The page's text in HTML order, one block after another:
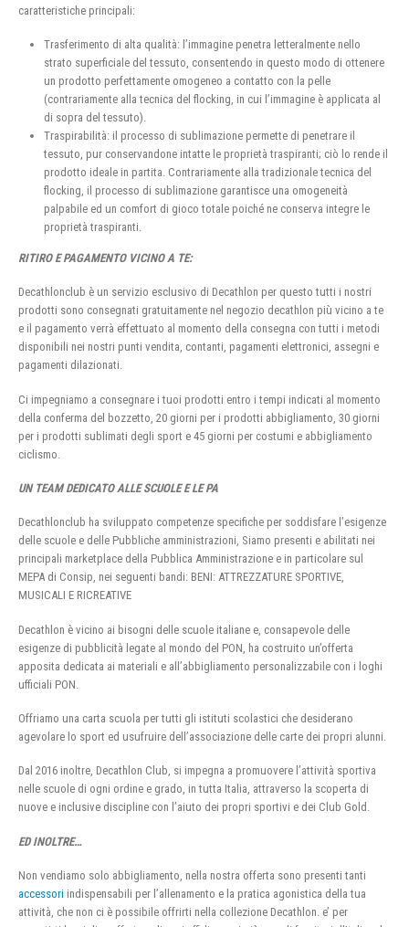
caratteristiche principali:
Trasferimento di alta qualità: l’immagine penetra letteralmente nello
strato superficiale del tessuto, consentendo in questo modo di ottenere
un prodotto perfettamente omogeneo a contatto con la pelle
(contrariamente alla tecnica del flocking, in cui l’immagine è applicata al
di sopra del tessuto).
Traspirabilità: il processo di sublimazione permette di penetrare il
tessuto, pur conservandone intatte le proprietà traspiranti; ciò lo rende il
prodotto ideale in partita. Contrariamente alla tradizionale tecnica del
flocking, il processo di sublimazione garantisce una omogeneità
palpabile ed un comfort di gioco totale poiché ne conserva integre le
proprietà traspiranti.
RITIRO E PAGAMENTO VICINO A TE:
Decathlonclub è un servizio esclusivo di Decathlon per questo tutti i nostri
prodotti sono consegnati gratuitamente nel negozio decathlon più vicino a te
e il pagamento verrà effettuato al momento della consegna con tutti i metodi
disponibili nei nostri punti vendita, contanti, pagamenti elettronici, assegni e
pagamenti dilazionati.
Ci impegniamo a consegnare i tuoi prodotti entro i tempi indicati al momento
della conferma del bozzetto, 20 giorni per i prodotti abbigliamento, 30 giorni
per i prodotti sublimati degli sport e 45 giorni per costumi e abbigliamento
ciclismo.
UN TEAM DEDICATO ALLE SCUOLE E LE PA
Decathlonclub ha sviluppato competenze specifiche per soddisfare l’esigenze
delle scuole e delle Pubbliche amministrazioni, Siamo presenti e abilitati nei
principali marketplace della Pubblica Amministrazione e in particolare sul
MEPA di Consip, nei seguenti bandi: BENI: ATTREZZATURE SPORTIVE,
MUSICALI E RICREATIVE
Decathlon è vicino ai bisogni delle scuole italiane e, consapevole delle
esigenze di pubblicità legate al mondo del PON, ha costruito un’offerta
apposita dedicata ai materiali e all’abbigliamento personalizzabile con i loghi
ufficiali PON.
Offriamo una carta scuola per tutti gli istituti scolastici che desiderano
agevolare lo sport ed usufruire dell’associazione delle carte dei propri alunni.
Dal 2016 inoltre, Decathlon Club, si impegna a promuovere l’attività sportiva
nelle scuole di ogni ordine e grado, in tutta Italia, attraverso la scoperta di
nuove e inclusive discipline con l’aiuto dei propri sportivi e dei Club Gold.
ED INOLTRE…
Non vendiamo solo abbigliamento, nella nostra offerta sono presenti tanti
accessori indispensabili per l’allenamento e la pratica agonistica della tua
attività, che non ci è possibile offrirti nella collezione Decathlon. e’ per